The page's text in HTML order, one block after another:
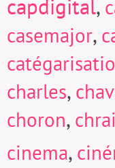
capdigital,
casemajor,
charles,
choron,
cinema,